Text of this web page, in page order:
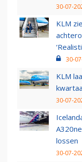
30-07-
KLM
30-
KLM
30-07-
lossen
30-07-